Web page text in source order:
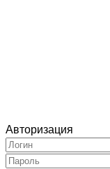
Авторизация